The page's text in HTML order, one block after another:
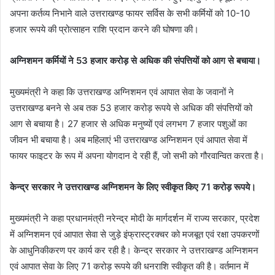
अपना कर्तव्य निभाने वाले उत्तराखण्ड फायर सर्विस के सभी कर्मियों को 10-10
हजार रूपये की प्रोत्साहन राशि प्रदान करने की घोषणा की।
अग्निशमन कर्मियों ने 53 हजार करोड़ से अधिक की संपत्तियों को आग से बचाया।
मुख्यमंत्री ने कहा कि उत्तराखण्ड अग्निशमन एवं आपात सेवा के जवानों ने
उत्तराखण्ड बनने से अब तक 53 हजार करोड़ रूपये से अधिक की संपत्तियों को
आग से बचाया है। 27 हजार से अधिक मनुष्यों एवं लगभग 7 हजार पशुओं का
जीवन भी बचाया है। अब महिलाएं भी उत्तराखण्ड अग्निशमन एवं आपात सेवा में
फायर फाइटर के रूप में अपना योगदान दे रही हैं, जो सभी को गौरवान्वित करता है।
केन्द्र सरकार ने उत्तराखण्ड अग्निशमन के लिए स्वीकृत किए 71 करोड़ रूपये।
मुख्यमंत्री ने कहा प्रधानमंत्री नरेन्द्र मोदी के मार्गदर्शन में राज्य सरकार, प्रदेश
में अग्निशमन एवं आपात सेवा से जुड़े इंफ्रास्ट्रक्चर को मजबूत एवं रक्षा उपकरणों
के आधुनिकीकरण पर कार्य कर रही है। केन्द्र सरकार ने उत्तराखण्ड अग्निशमन
एवं आपात सेवा के लिए 71 करोड़ रूपये की धनराशि स्वीकृत की है। वर्तमान में